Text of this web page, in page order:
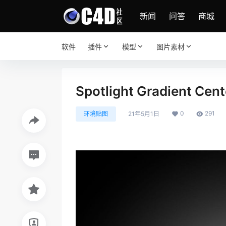
新闻 问答 商城
软件 插件 模型 图片素材
Spotlight Gradient
环境贴图 21年5月1日 0 291